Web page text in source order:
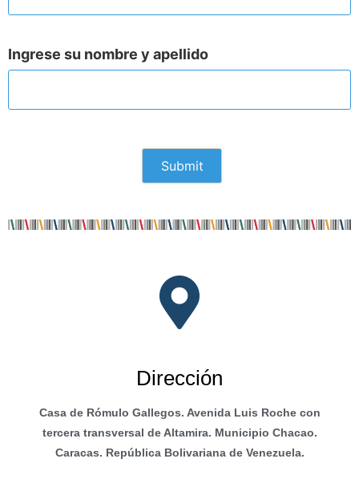
Ingrese su nombre y apellido
Dirección
Casa de Rómulo Gallegos. Avenida Luis Roche con
tercera transversal de Altamira. Municipio Chacao.
Caracas. República Bolivariana de Venezuela.